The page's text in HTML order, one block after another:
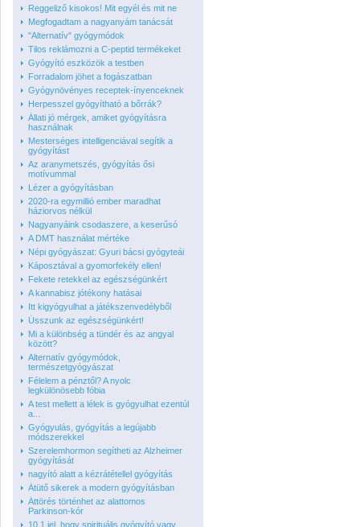
Reggeliző kisokos! Mit egyél és mit ne
Megfogadtam a nagyanyám tanácsát
"Alternatív" gyógymódok
Tilos reklámozni a C-peptid termékeket
Gyógyító eszközök a testben
For­ra­da­lom jöhet a fo­gá­szat­ban
Gyógynövényes receptek-ínyenceknek
Herpesszel gyógyítható a bőrrák?
Állati jó mérgek, amiket gyógyításra
használnak
Mesterséges intelligenciával segítik a
gyógyítást
Az aranymetszés, gyógyítás ősi
motívummal
Lézer a gyógyításban
2020-ra egymillió ember maradhat
háziorvos nélkül
Nagyanyáink csodaszere, a keserűsó
A DMT használat mértéke
Népi gyógyászat: Gyuri bácsi gyógyteái
Káposztával a gyomorfekély ellen!
Fekete retekkel az egészségünkért
A kannabisz jótékony hatásai
Itt kigyógyulhat a játékszenvedélyből
Ússzunk az egészségünkért!
Mi a különbség a tündér és az angyal
között?
Alternatív gyógymódok,
természetgyógyászat
Félelem a pénztől? A nyolc
legkülönösebb fóbia
A test mellett a lélek is gyógyulhat ezentúl
a...
Gyógyulás, gyógyítás a legújabb
módszerekkel
Szerelemhormon segítheti az Alzheimer
gyógyítását
nagyító alatt a kézrátétellel gyógyítás
Átütő sikerek a modern gyógyításban
Áttörés történhet az alattomos
Parkinson-kór
10 1 jel, hogy spirituális gyógyító vagy